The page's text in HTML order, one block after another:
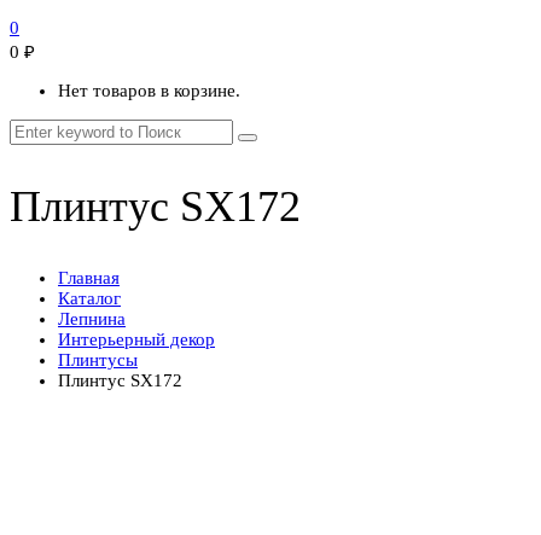
0
0 ₽
Нет товаров в корзине.
Плинтус SX172
Главная
Каталог
Лепнина
Интерьерный декор
Плинтусы
Плинтус SX172